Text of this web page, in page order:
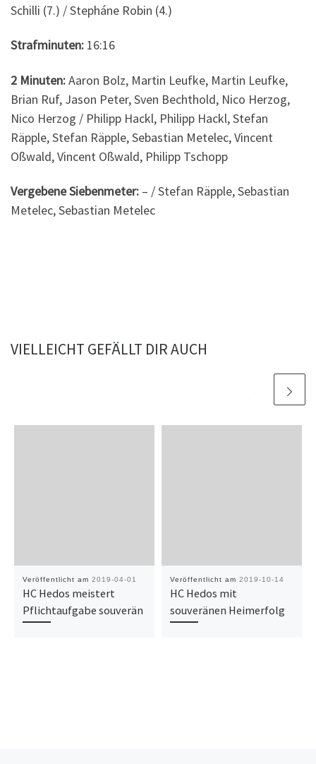
Schilli (7.) / Stepháne Robin (4.)
Strafminuten: 16:16
2 Minuten:Aaron Bolz, Martin Leufke, Martin Leufke,
Brian Ruf, Jason Peter, Sven Bechthold, Nico Herzog,
Nico Herzog / Philipp Hackl, Philipp Hackl, Stefan
Räpple, Stefan Räpple, Sebastian Metelec, Vincent
Oßwald, Vincent Oßwald, Philipp Tschopp
Vergebene Siebenmeter: – / Stefan Räpple, Sebastian
Metelec, Sebastian Metelec
VIELLEICHT GEFÄLLT DIR AUCH
Veröffentlicht am 2019-04-01
HC Hedos meistert
Pflichtaufgabe souverän
Veröffentlicht am 2019-10-14
HC Hedos mit
souveränen Heimerfolg